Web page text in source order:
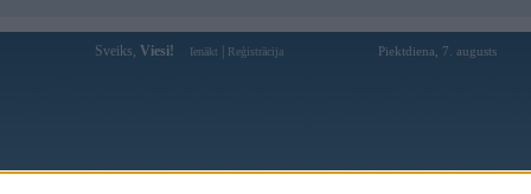
Sveiks, Viesi! Ienākt Reģistrācija Piektdiena, 7. augusts